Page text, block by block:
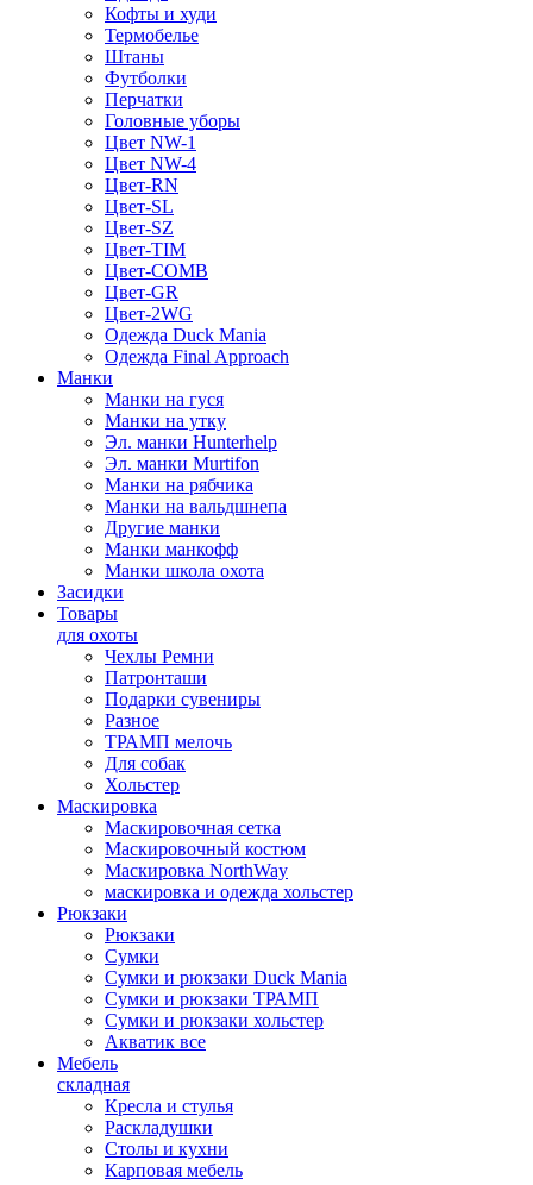
Кофты и худи
Термобелье
Штаны
Футболки
Перчатки
Головные уборы
Цвет NW-1
Цвет NW-4
Цвет-RN
Цвет-SL
Цвет-SZ
Цвет-TIM
Цвет-COMB
Цвет-GR
Цвет-2WG
Одежда Duck Mania
Одежда Final Approach
Манки
Манки на гуся
Манки на утку
Эл. манки Hunterhelp
Эл. манки Murtifon
Манки на рябчика
Манки на вальдшнепа
Другие манки
Манки манкофф
Манки школа охота
Засидки
Товары
для охоты
Чехлы Ремни
Патронташи
Подарки сувениры
Разное
ТРАМП мелочь
Для собак
Хольстер
Маскировка
Маскировочная сетка
Маскировочный костюм
Маскировка NorthWay
маскировка и одежда хольстер
Рюкзаки
Рюкзаки
Сумки
Сумки и рюкзаки Duck Mania
Сумки и рюкзаки ТРАМП
Сумки и рюкзаки хольстер
Акватик все
Мебель
складная
Кресла и стулья
Раскладушки
Столы и кухни
Карповая мебель